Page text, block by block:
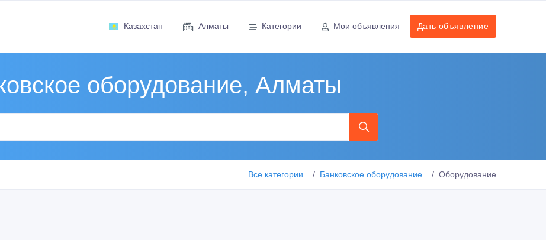
Казахстан Алматы Категории Мои объявления Дать объявление
оборудование, Алматы
Все категории Банковское оборудование Оборудование